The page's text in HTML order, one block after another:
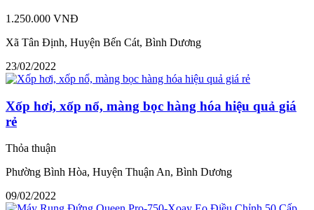
1.250.000 VNĐ
Xã Tân Định, Huyện Bến Cát, Bình Dương
23/02/2022
Xốp hơi, xốp nổ, màng bọc hàng hóa hiệu quả giá
rẻ
Thỏa thuận
Phường Bình Hòa, Huyện Thuận An, Bình Dương
09/02/2022